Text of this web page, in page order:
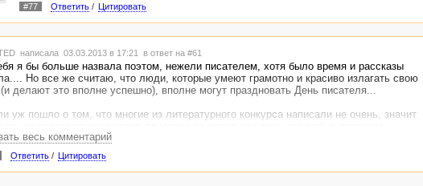
#77 Ответить/ Цитировать
написала 03.03.2013 в 17:21 в ответ на #61
я бы больше назвала поэтом, нежели писателем, хотя было время и рассказы
Но все же считаю, что люди, которые умеют грамотно и красиво излагать свою
делают это вполне успешно), вполне могут праздновать День писателя...
уж пошло о том, что многие из литературного конкурса написали не очень, значит
которые тоже писали не очень (имхо), но тем не менее, называют их писателями.
их имена не нужно.... искать придется, а времени сейчас нет совсем...
весь комментарий
Ответить/ Цитировать